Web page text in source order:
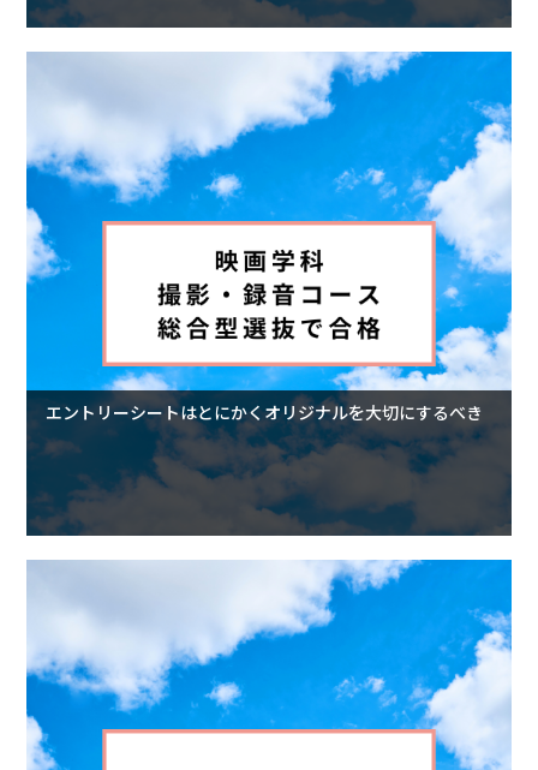
エントリーシートはとにかくオリジナルを大切にするべき